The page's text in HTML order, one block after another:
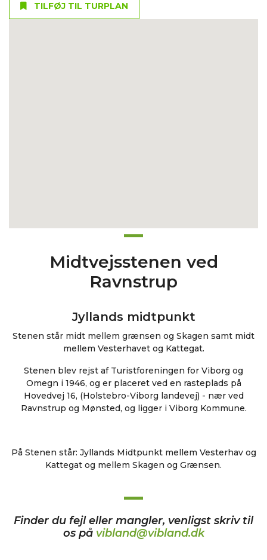
TILFØJ TIL TURPLAN
Midtvejsstenen ved
Ravnstrup
Jyllands midtpunkt
Stenen står midt mellem grænsen og Skagen samt midt
mellem Vesterhavet og Kattegat.
Stenen blev rejst af Turistforeningen for Viborg og
Omegn i 1946, og er placeret ved en rasteplads på
Hovedvej 16, (Holstebro-Viborg landevej) - nær ved
Ravnstrup og Mønsted, og ligger i Viborg Kommune.
På Stenen står: Jyllands Midtpunkt mellem Vesterhav og
Kattegat og mellem Skagen og Grænsen.
Finder du fejl eller mangler, venligst skriv til
os på vibland@vibland.dk